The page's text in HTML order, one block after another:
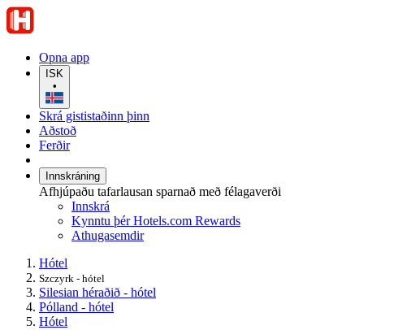
Opna app
ISK
•
Skrá gististaðinn þinn
Aðstoð
Ferðir
Innskráning
Afhjúpaðu tafarlausan sparnað með félagaverði
Innskrá
Kynntu þér Hotels.com Rewards
Athugasemdir
Hótel
Szczyrk - hótel
Silesian héraðið - hótel
Pólland - hótel
Hótel